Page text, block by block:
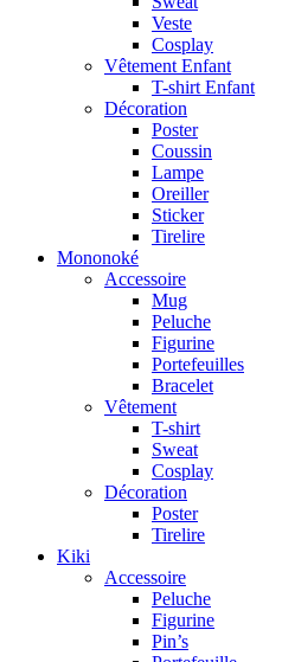
Veste
Cosplay
Vêtement Enfant
T-shirt Enfant
Décoration
Poster
Coussin
Lampe
Oreiller
Sticker
Tirelire
Mononoké
Accessoire
Mug
Peluche
Figurine
Portefeuilles
Bracelet
Vêtement
T-shirt
Sweat
Cosplay
Décoration
Poster
Tirelire
Kiki
Accessoire
Peluche
Figurine
Pin’s